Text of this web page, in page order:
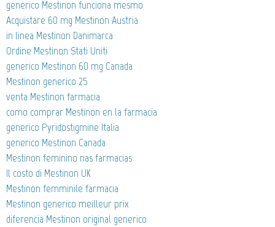
generico Mestinon funciona mesmo
Acquistare 60 mg Mestinon Austria
in linea Mestinon Danimarca
Ordine Mestinon Stati Uniti
generico Mestinon 60 mg Canada
Mestinon generico 25
venta Mestinon farmacia
como comprar Mestinon en la farmacia
generico Pyridostigmine Italia
generico Mestinon Canada
Mestinon feminino nas farmacias
Il costo di Mestinon UK
Mestinon femminile farmacia
Mestinon generico meilleur prix
diferencia Mestinon original generico